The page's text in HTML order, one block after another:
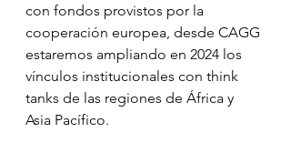
con fondos provistos por la
cooperación europea, desde CAGG
estaremos ampliando en 2024 los
vínculos institucionales con think
tanks de las regiones de África y
Asia Pacífico.